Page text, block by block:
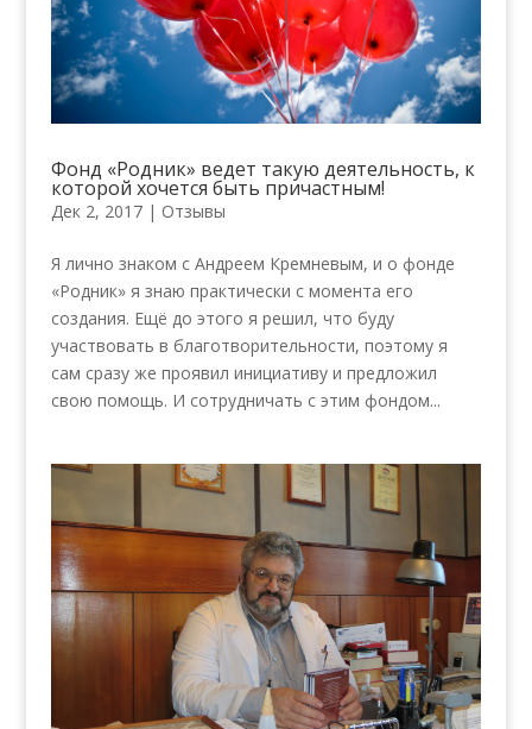
Фонд «Родник» ведет такую деятельность, к
которой хочется быть причастным!
Дек 2, 2017| Отзывы
Я лично знаком с Андреем Кремневым, и о фонде
«Родник» я знаю практически с момента его
создания. Ещё до этого я решил, что буду
участвовать в благотворительности, поэтому я
сам сразу же проявил инициативу и предложил
свою помощь. И сотрудничать с этим фондом...